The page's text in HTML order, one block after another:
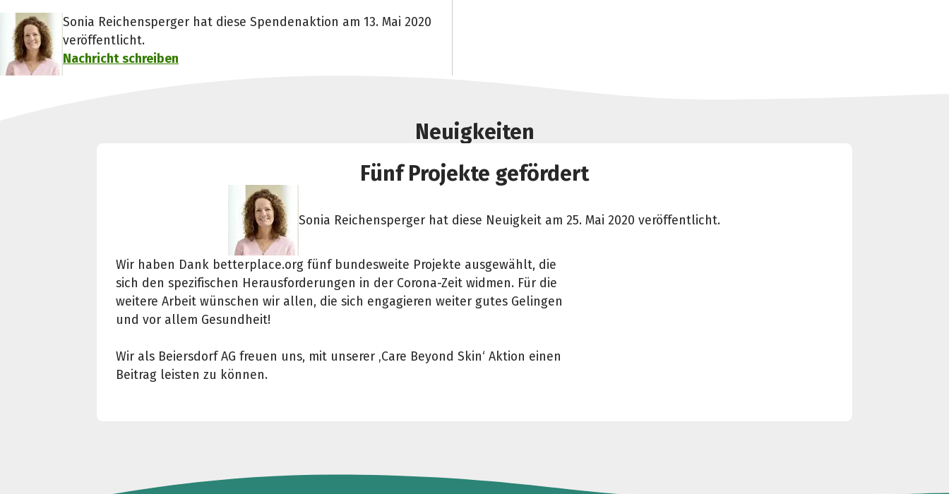
Sonia Reichensperger hat diese Spendenaktion am 13. Mai 2020
veröffentlicht.
Nachricht schreiben
Neuigkeiten
Fünf Projekte gefördert
Sonia Reichensperger hat diese Neuigkeit am 25. Mai 2020 veröffentlicht.
Wir haben Dank betterplace.org fünf bundesweite Projekte ausgewählt, die
sich den spezifischen Herausforderungen in der Corona-Zeit widmen. Für die
weitere Arbeit wünschen wir allen, die sich engagieren weiter gutes Gelingen
und vor allem Gesundheit!
Wir als Beiersdorf AG freuen uns, mit unserer ‚Care Beyond Skin‘ Aktion einen
Beitrag leisten zu können.